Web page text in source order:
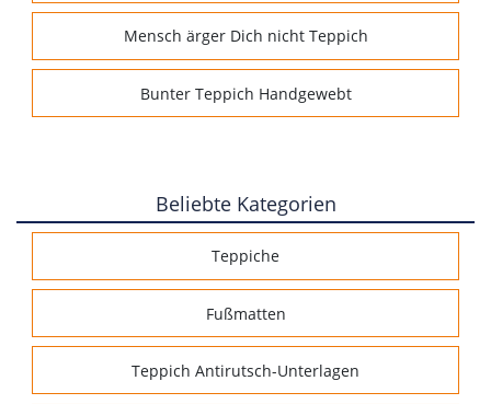
Mensch ärger Dich nicht Teppich
Bunter Teppich Handgewebt
Beliebte Kategorien
Teppiche
Fußmatten
Teppich Antirutsch-Unterlagen